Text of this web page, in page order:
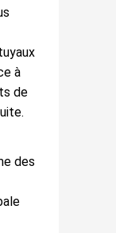
à
de
des